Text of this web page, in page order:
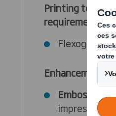
Printing
requirements
Enhancements
Embossing:
impression